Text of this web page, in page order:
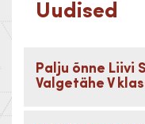
Uudised
Palju õnne Liivi
Valgetähe V